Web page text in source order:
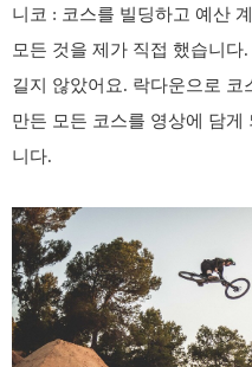
니코 : 코스를 빌딩하고 예산
모든 것을 제가 직접 했습니다.
길지 않았어요. 락다운으로 코
만든 모든 코스를 영상에 담게
니다.